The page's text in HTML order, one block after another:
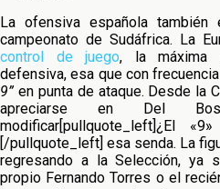
La ofensiva española
campeonato de Sudáfrica. La
control de juego, la máxima
defensiva, esa que con
9”en punta de ataque. Desde la
apreciarse en Del
modificar[pullquote_left]¿El
[/pullquote_left] esa senda. La
regresando a la Selección, ya
propio Fernando Torres o el